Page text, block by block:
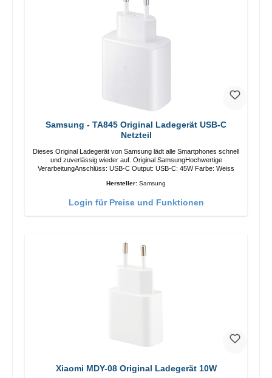
Samsung - TA845 Original Ladegerät USB-C
Netzteil
Dieses Original Ladegerät von Samsung lädt alle Smartphones schnell
und zuverlässig wieder auf. Original SamsungHochwertige
VerarbeitungAnschlüss: USB-C Output: USB-C: 45W Farbe: Weiss
Hersteller: Samsung
Login für Preise und Funktionen
Xiaomi MDY-08 Original Ladegerät 10W